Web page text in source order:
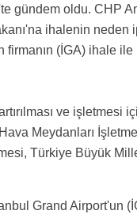
gündem oldu. CHP
ihalenin neden
firmanın (İGA) ihale
ve işletmesi
Meydanları
Türkiye Büyük
Grand Airport'un